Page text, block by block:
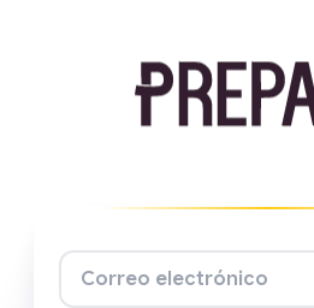
Correo electrónico